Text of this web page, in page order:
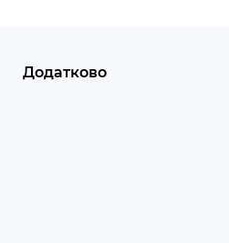
Додатково